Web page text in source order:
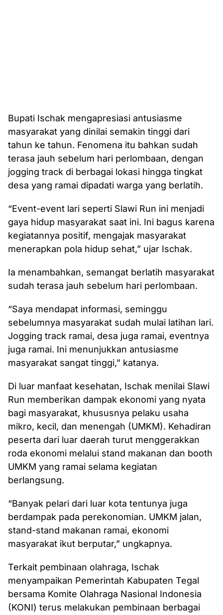
Bupati Ischak mengapresiasi antusiasme
masyarakat yang dinilai semakin tinggi dari
tahun ke tahun. Fenomena itu bahkan sudah
terasa jauh sebelum hari perlombaan, dengan
jogging track di berbagai lokasi hingga tingkat
desa yang ramai dipadati warga yang berlatih.
“Event-event lari seperti Slawi Run ini menjadi
gaya hidup masyarakat saat ini. Ini bagus karena
kegiatannya positif, mengajak masyarakat
menerapkan pola hidup sehat,” ujar Ischak.
Ia menambahkan, semangat berlatih masyarakat
sudah terasa jauh sebelum hari perlombaan.
“Saya mendapat informasi, seminggu
sebelumnya masyarakat sudah mulai latihan lari.
Jogging track ramai, desa juga ramai, eventnya
juga ramai. Ini menunjukkan antusiasme
masyarakat sangat tinggi,” katanya.
Di luar manfaat kesehatan, Ischak menilai Slawi
Run memberikan dampak ekonomi yang nyata
bagi masyarakat, khususnya pelaku usaha
mikro, kecil, dan menengah (UMKM). Kehadiran
peserta dari luar daerah turut menggerakkan
roda ekonomi melalui stand makanan dan booth
UMKM yang ramai selama kegiatan
berlangsung.
“Banyak pelari dari luar kota tentunya juga
berdampak pada perekonomian. UMKM jalan,
stand-stand makanan ramai, ekonomi
masyarakat ikut berputar,” ungkapnya.
Terkait pembinaan olahraga, Ischak
menyampaikan Pemerintah Kabupaten Tegal
bersama Komite Olahraga Nasional Indonesia
(KONI) terus melakukan pembinaan berbagai